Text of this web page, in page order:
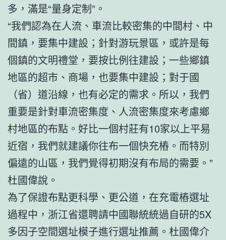
多，滿是“量身定制”。
“我們認為在人流、車流比較密集的中間村、中
間鎮，要集中建設；針對游玩景區，或許是每
個鎮的文明禮堂，要按比例往建設；一些鄉鎮
地區的超市、商場，也要集中建設；對于國
（省）道沿線，也有必定的需求。所以，我們
重要是針對車流密集度、人流密集度來考慮鄉
村地區的布點。好比一個村莊有10家以上平易
近宿，我們就建議你往布一個快充樁。而特別
偏遠的山區，我們覺得初期沒有布局的需要。”
杜國偉說。
為了保證布點更科學、更公道，在充電樁選址
過程中，浙江省還聘請中國聯統統過自研的5X
多因子空間選址模子進行選址推薦。杜國偉介